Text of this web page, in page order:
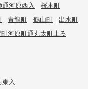
河原西入
桜木町
青龍町 鶴山町
出水町
河原町通丸太町上る
東入